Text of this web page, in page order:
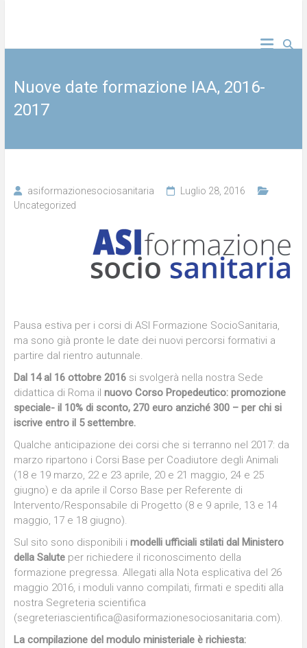
Nuove date formazione IAA, 2016-
2017
asiformazionesociosanitaria
Luglio 28, 2016
Uncategorized
Pausa estiva per i corsi di ASI Formazione SocioSanitaria,
ma sono già pronte le date dei nuovi percorsi formativi a
partire dal rientro autunnale.
Dal 14 al 16 ottobre 2016si svolgerà nella nostra Sede
didattica di Roma il nuovo Corso Propedeutico: promozione
speciale- il 10% di sconto, 270 euro anziché 300– per chi si
iscrive entro il 5 settembre.
Qualche anticipazione dei corsi che si terranno nel 2017: da
marzo ripartono i Corsi Base per Coadiutore degli Animali
(18 e 19 marzo, 22 e 23 aprile, 20 e 21 maggio, 24 e 25
giugno) e da aprile il Corso Base per Referente di
Intervento/Responsabile di Progetto (8 e 9 aprile, 13 e 14
maggio, 17 e 18 giugno).
Sul sito sono disponibili i modelli ufficiali stilati dal Ministero
della Saluteper richiedere il riconoscimento della
formazione pregressa. Allegati alla Nota esplicativa del 26
maggio 2016, i moduli vanno compilati, firmati e spediti alla
nostra Segreteria scientifica
(segreteriascientifica@asiformazionesociosanitaria.com).
La compilazione del modulo ministeriale è richiesta: